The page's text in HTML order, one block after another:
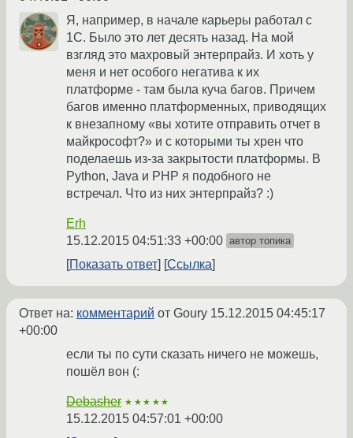
Я, например, в начале карьеры работал с
1С. Было это лет десять назад. На мой
взгляд это махровый энтерпрайз. И хоть у
меня и нет особого негатива к их
платформе - там была куча багов. Причем
багов именно платформенных, приводящих
к внезапному «вы хотите отправить отчет в
майкрософт?» и с которыми ты хрен что
поделаешь из-за закрытости платформы. В
Python, Java и PHP я подобного не
встречал. Что из них энтерпрайз? :)
Erh
15.12.2015 04:51:33 +00:00 автор топика
Показать ответ Ссылка
Ответ на: комментарий от Goury 15.12.2015 04:45:17
+00:00
если ты по сути сказать ничего не можешь,
пошёл вон (:
Debasher ★★★★★
15.12.2015 04:57:01 +00:00